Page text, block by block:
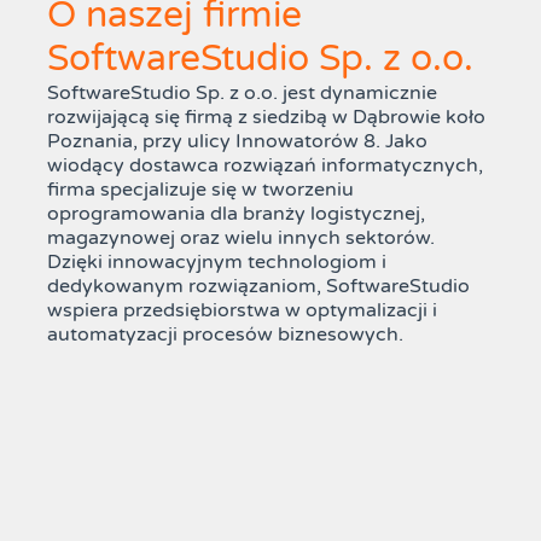
O naszej firmie
SoftwareStudio Sp. z o.o.
SoftwareStudio Sp. z o.o. jest dynamicznie
rozwijającą się firmą z siedzibą w Dąbrowie koło
Poznania, przy ulicy Innowatorów 8. Jako
wiodący dostawca rozwiązań informatycznych,
firma specjalizuje się w tworzeniu
oprogramowania dla branży logistycznej,
magazynowej oraz wielu innych sektorów.
Dzięki innowacyjnym technologiom i
dedykowanym rozwiązaniom, SoftwareStudio
wspiera przedsiębiorstwa w optymalizacji i
automatyzacji procesów biznesowych.